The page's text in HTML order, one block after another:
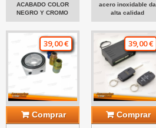
ACABADO COLOR
NEGRO Y CROMO
acero inoxidable da
alta calidad
39,00 €
Comprar
39,00 €
Comprar